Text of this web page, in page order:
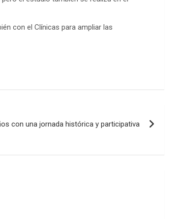
con el Clínicas para ampliar las
con una jornada histórica y participativa